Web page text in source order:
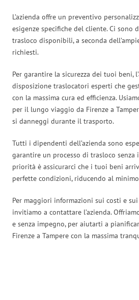
L’azienda offre un preventivo
esigenze specifiche del cliente. Ci sono
trasloco disponibili, a seconda
richiesti.
Per garantire la sicurezza dei tuoi beni,
disposizione traslocatori esperti che
con la massima cura ed efficienza.
per il lungo viaggio da Firenze a
si danneggi durante il trasporto.
Tutti i dipendenti dell’azienda sono
garantire un processo di trasloco senza
priorità è assicurarci che i tuoi beni
perfette condizioni, riducendo al
Per maggiori informazioni sui costi e
invitiamo a contattare l’azienda.
e senza impegno, per aiutarti a
Firenze a Tampere con la massima